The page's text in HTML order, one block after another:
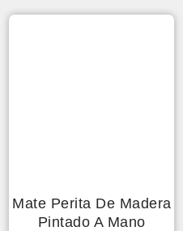
Mate Perita De Madera
Pintado A Mano